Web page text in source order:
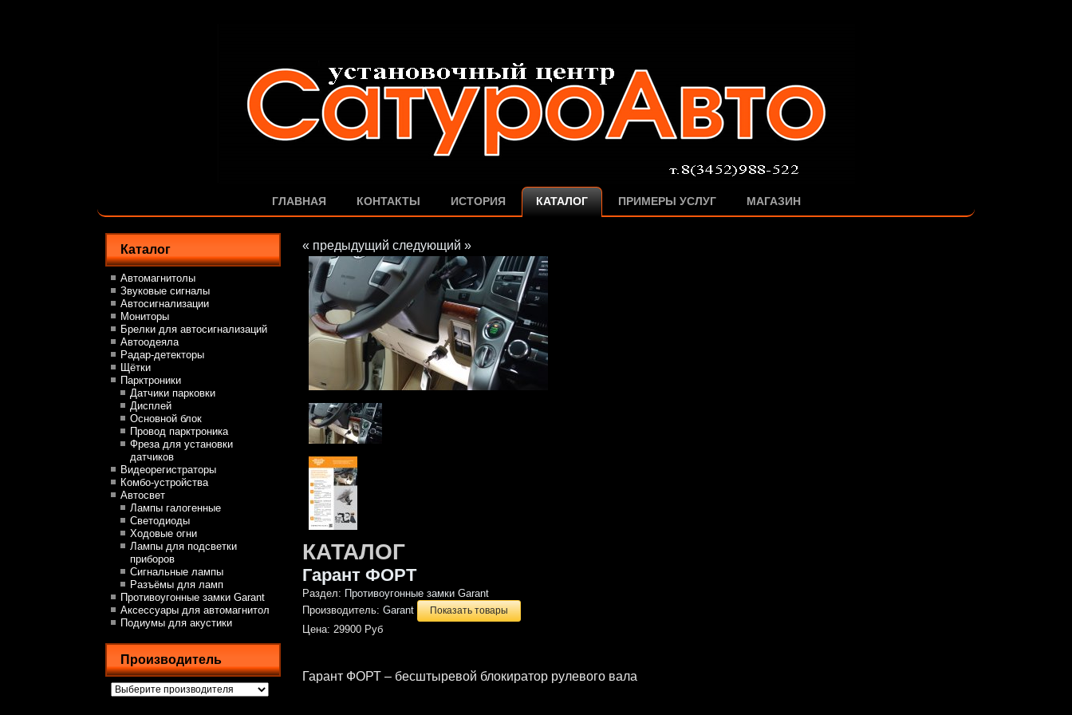
ГЛАВНАЯ КОНТАКТЫ ИСТОРИЯ КАТАЛОГ ПРИМЕРЫ УСЛУГ МАГАЗИН
Каталог
Автомагнитолы
Звуковые сигналы
Автосигнализации
Мониторы
Брелки для автосигнализаций
Автоодеяла
Радар-детекторы
Щётки
Парктроники
Датчики парковки
Дисплей
Основной блок
Провод парктроника
Фреза для установки
датчиков
Видеорегистраторы
Комбо-устройства
Автосвет
Лампы галогенные
Светодиоды
Ходовые огни
Лампы для подсветки
приборов
Сигнальные лампы
Разъёмы для ламп
Противоугонные замки Garant
Аксессуары для автомагнитол
Подиумы для акустики
Производитель
« предыдущий следующий »
КАТАЛОГ
Гарант ФОРТ
Раздел: Противоугонные замки Garant
Производитель: Garant Показать товары
Цена: 29900 Руб
Гарант ФОРТ – бесштыревой блокиратор рулевого вала